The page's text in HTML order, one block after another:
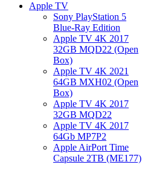
Apple TV
Sony PlayStation 5
Blue-Ray Edition
Apple TV 4K 2017
32GB MQD22 (Open
Box)
Apple TV 4K 2021
64GB MXH02 (Open
Box)
Apple TV 4K 2017
32GB MQD22
Apple TV 4K 2017
64Gb MP7P2
Apple AirPort Time
Capsule 2TB (ME177)